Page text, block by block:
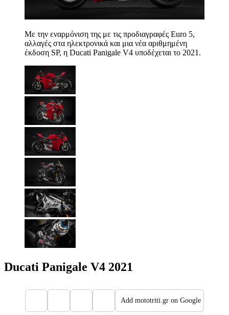
Με την εναρμόνιση της με τις προδιαγραφές Euro 5,
αλλαγές στα ηλεκτρονικά και μια νέα αριθμημένη
έκδοση SP, η Ducati Panigale V4 υποδέχεται το 2021.
Ducati Panigale V4 2021
Add mototriti.gr on Google